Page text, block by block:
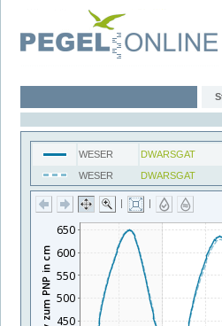
WESER DWARSGAT
WESER
DWARSGAT
| |